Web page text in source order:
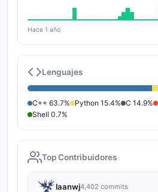
Hace 1 año
Lenguajes
C++ 63.7% Python 15.4% C 14.9%
Shell 0.7%
Top Contribuidores
laanwj4,402 commits